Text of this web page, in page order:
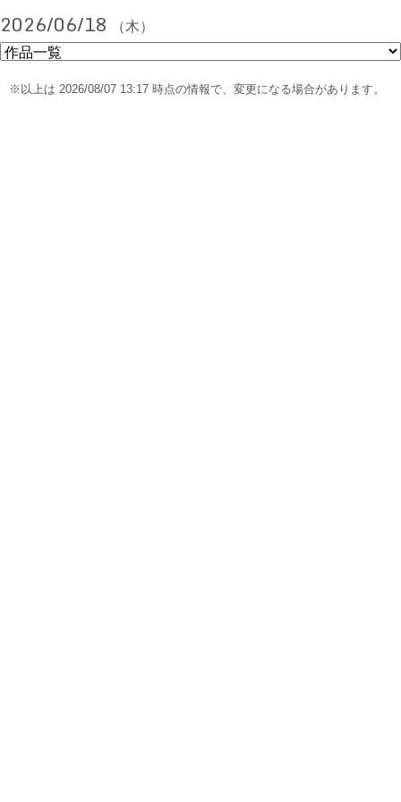
2026/06/18 （木）
※以上は 2026/08/07 13:17 時点の情報で、変更になる場合があります。